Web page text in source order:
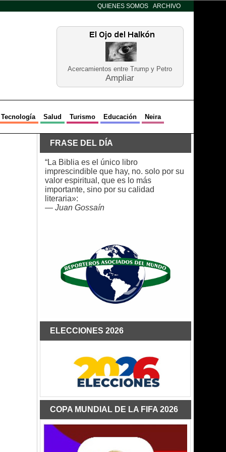
QUIENES SOMOS ARCHIVO
Acercamientos entre Trump y Petro
Ampliar
Tecnología Salud Turismo Educación Neira
FRASE DEL DÍA
“La Biblia es el único libro
imprescindible que hay, no. solo por su
valor espiritual, que es lo más
importante, sino por su calidad
literaria»:
— Juan Gossaín
ELECCIONES 2026
COPA MUNDIAL DE LA FIFA 2026